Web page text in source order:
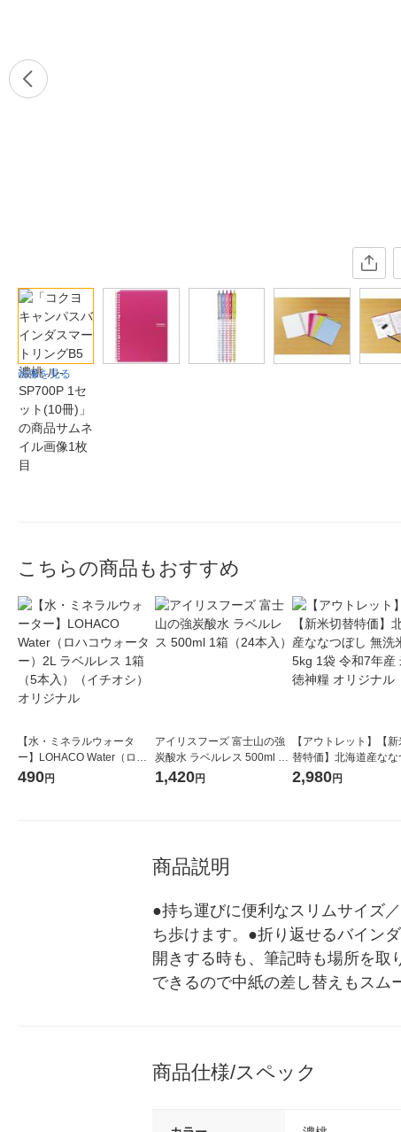
画像を見る
こちらの商品もおすすめ
【水・ミネラルウォータ
ー】LOHACO Water（ロハ
コウォーター）2L ラベルレ
490円
アイリスフーズ 富士山の強
炭酸水 ラベルレス 500ml 1
箱（24本入）
1,420円
【アウトレット】【新
替特価】北海道産なな
し 無洗米 5kg 1袋 令和
2,980円
商品説明
●持ち運びに便利なスリムサイズ
ち歩けます。●折り返せるバイン
開きする時も、筆記時も場所を
できるので中紙の差し替えもスム
商品仕様/スペック